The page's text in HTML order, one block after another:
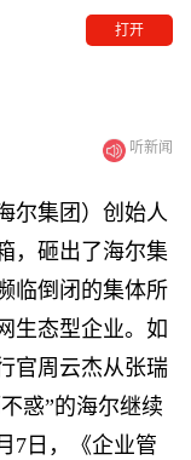
打开
听新闻
尔集团）创始人
，砸出了海尔集
临倒闭的集体所
生态型企业。如
官周云杰从张瑞
惑”的海尔继续
7日，《企业管